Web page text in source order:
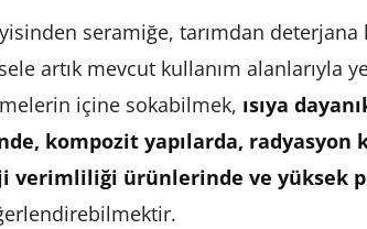
seramiğe, tarımdan
artık mevcut kullanım alanlarıyla
içine sokabilmek, ısıya
kompozit yapılarda, radyasyon
verimliliği ürünlerinde ve yüksek